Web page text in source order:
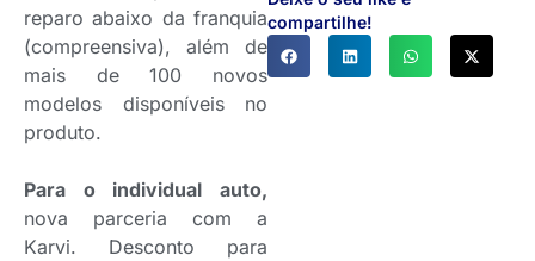
compartilhe!
reparo abaixo da franquia
(compreensiva), além de
mais de 100 novos
modelos disponíveis no
produto.
Para o individual auto,
nova parceria com a
Karvi. Desconto para